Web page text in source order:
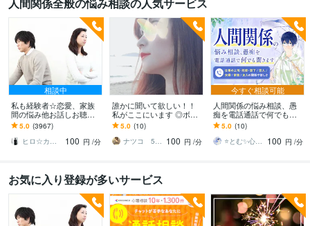
相談中
私も経験者☆恋愛、家族
間の悩み他お話しお聴き
します 心理カウンセラー
が恋愛・復縁・夫婦問題
等☆解決策を共有します
5.0 (3967)
ヒロ☆カウンセリング＆コンサルティング
100 円 /分
誰かに聞いて欲しい！！
私がここにいます ◎ボイ
スサンプルあり◎ゆっく
り丁寧にお話お聴きしま
す。
5.0 (10)
ナツコ 50代女性 ８月限定お値下げ中！ 100 円 /分
今すぐ相談可能
人間関係の悩み相談、愚
痴を電話通話で何でも聞
きます 仕事の上司・同
僚・部下/恋人/夫婦/家族/
友人の関係や苦しさ
5.0 (10)
⭐とむ✨心の癒し お悩み相談 恋愛相談
100 円 /分
お気に入り登録が多いサービス